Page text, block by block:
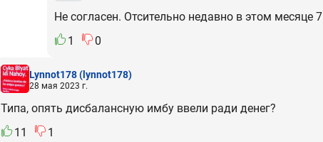
Не согласен. Отсительно недавно в этом месяце
1
0
Lynnot178(lynnot178)
28 мая 2023 г.
Типа, опять дисбалансную имбу ввели ради денег?
11
1